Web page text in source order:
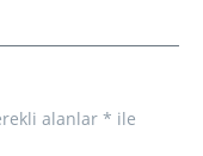
alanlar * ile